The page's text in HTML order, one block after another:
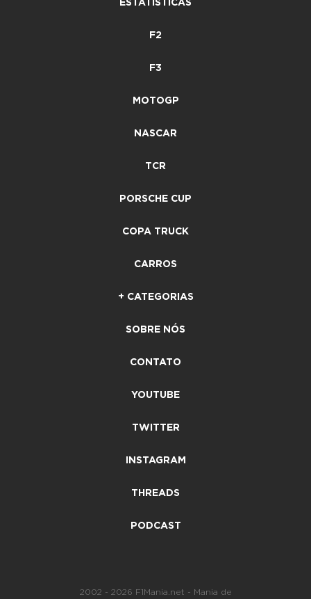
ESTATÍSTICAS
F2
F3
MOTOGP
NASCAR
TCR
PORSCHE CUP
COPA TRUCK
CARROS
+ CATEGORIAS
SOBRE NÓS
CONTATO
YOUTUBE
TWITTER
INSTAGRAM
THREADS
PODCAST
2002 - 2026 F1Mania.net - Mania de